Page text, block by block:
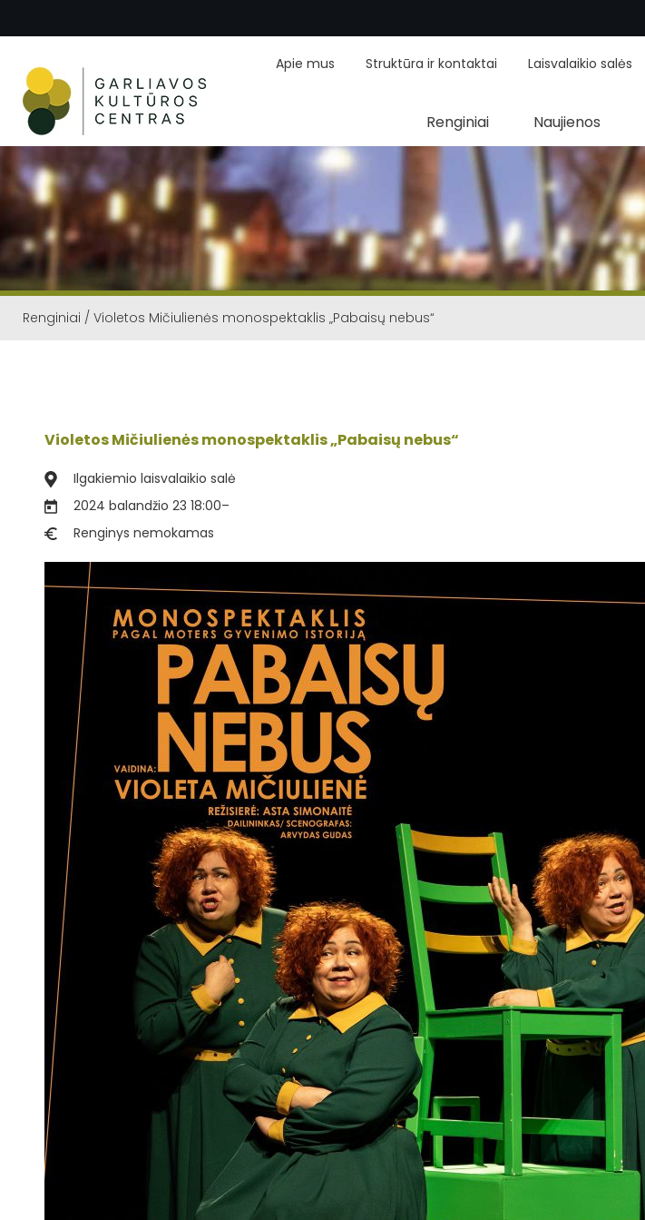
Apie mus Struktūra ir kontaktai Laisvalaikio salės
Renginiai Naujienos
Renginiai / Violetos Mičiulienės monospektaklis „Pabaisų nebus“
Violetos Mičiulienės monospektaklis „Pabaisų nebus“
Ilgakiemio laisvalaikio salė
2024 balandžio 23 18:00–
Renginys nemokamas